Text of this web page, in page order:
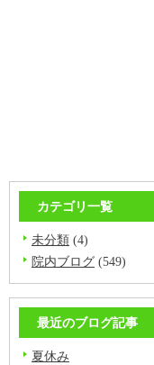
カテゴリ一覧
未分類 (4)
院内ブログ (549)
最近のブログ記事
夏休み